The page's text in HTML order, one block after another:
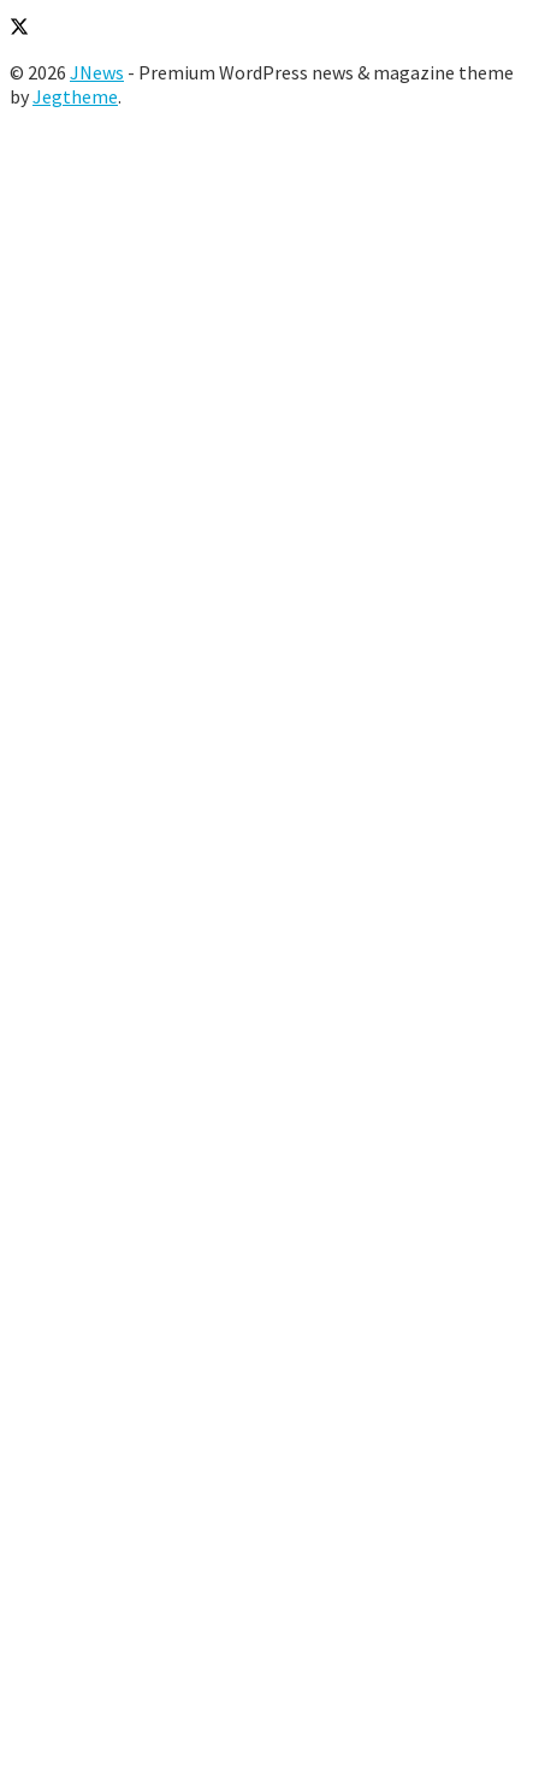
© 2026 JNews - Premium WordPress news & magazine theme
byJegtheme.